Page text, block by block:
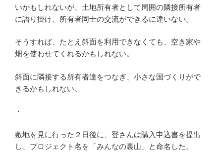
いかもしれないが、土地所有者として周囲の隣接所有者
に語り掛け、所有者同士の交流ができるに違いない。
そうすれば、たとえ斜面を利用できなくても、空き家や
畑を使わせてくれるかもしれない。
斜面に隣接する所有者達をつなぎ、小さな国づくりがで
きるかもしれない。
・
敷地を見に行った２日後に、登さんは購入申込書を提出
し、プロジェクト名を「みんなの裏山」と命名した。